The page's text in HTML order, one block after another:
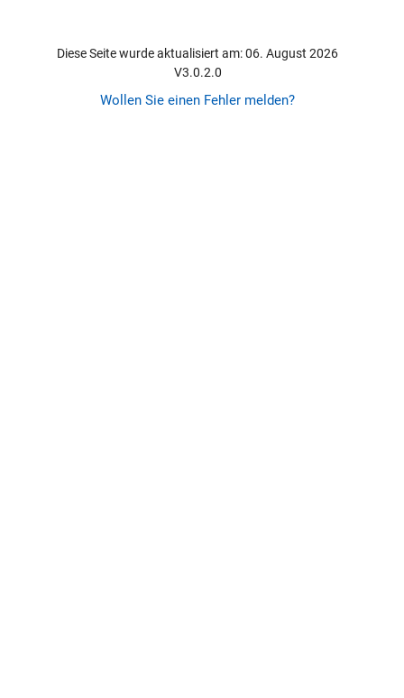
Diese Seite wurde aktualisiert am: 06. August 2026
V3.0.2.0
Wollen Sie einen Fehler melden?